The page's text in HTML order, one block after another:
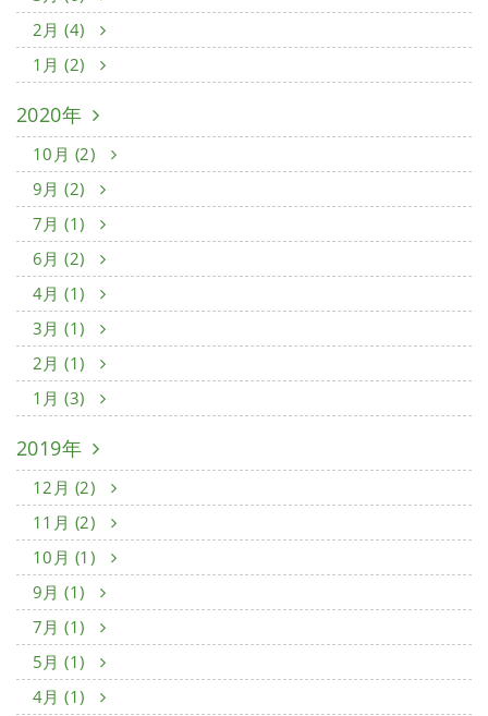
2月 (4)
1月 (2)
2020年
10月 (2)
9月 (2)
7月 (1)
6月 (2)
4月 (1)
3月 (1)
2月 (1)
1月 (3)
2019年
12月 (2)
11月 (2)
10月 (1)
9月 (1)
7月 (1)
5月 (1)
4月 (1)